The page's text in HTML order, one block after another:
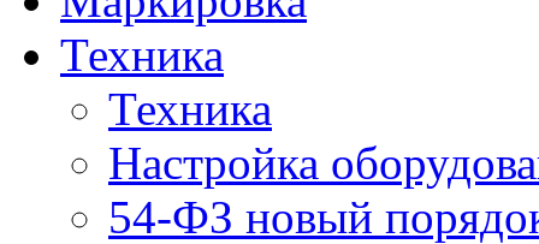
Техника
Техника
Настройка
54-ФЗ новый